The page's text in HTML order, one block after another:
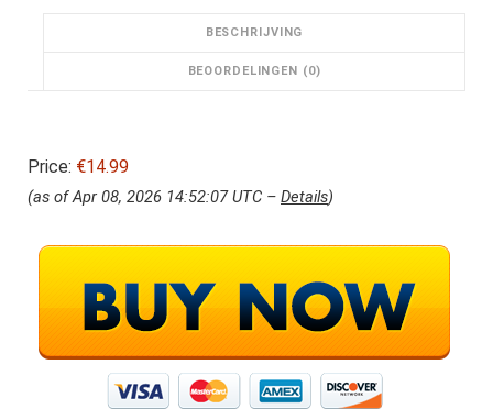
BESCHRIJVING
BEOORDELINGEN (0)
Price: €14.99
(as of Apr 08, 2026 14:52:07 UTC – Details)